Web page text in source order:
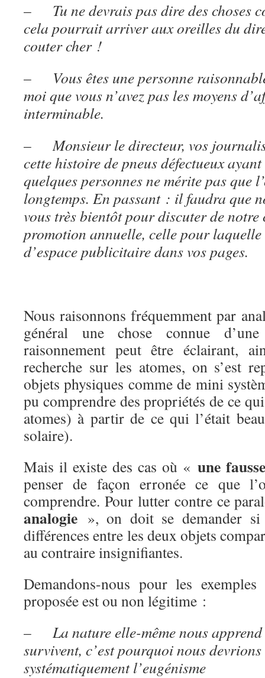
–
Tu ne devrais pas dire des choses
cela pourrait arriver aux oreilles du
couter cher !
–
Vous êtes une personne
moi que vous n’avez pas les moyens
interminable.
–
Monsieur le directeur, vos
cette histoire de pneus défectueux
quelques personnes ne mérite pas que
longtemps. En passant : il faudra que
vous très bientôt pour discuter de notre
promotion annuelle, celle pour laquelle
d’espace publicitaire dans vos pages.
Nous raisonnons fréquemment par
général une chose connue
raisonnement peut être éclairant,
recherche sur les atomes, on s’est
objets physiques comme de mini
pu comprendre des propriétés de ce
atomes) à partir de ce qui l’était
solaire).
Mais il existe des cas où « une
penser de façon erronée ce que
comprendre. Pour lutter contre ce
analogie », on doit se demander
différences entre les deux objets
au contraire insignifiantes.
Demandons-nous pour les
proposée est ou non légitime :
–
La nature elle-même nous
survivent, c’est pourquoi nous
systématiquement l’eugénisme